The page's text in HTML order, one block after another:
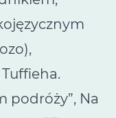
podróży”, Na